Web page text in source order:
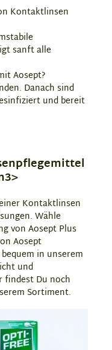
Kontaktlinsen
sanft alle
Aosept?
Danach sind
und bereit
Kontaktlinsen
Wähle
von Aosept Plus
Aosept
in unserem
und
findest Du noch
Sortiment.